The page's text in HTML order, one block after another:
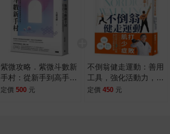
紫微攻略．紫微斗數新
手村：從新手到高手，
成為命理大師的解盤邏
定價 500 元
不倒翁健走運動：善用
工具，強化活動力，任
何人都能隨時練習的肌
定價 450 元